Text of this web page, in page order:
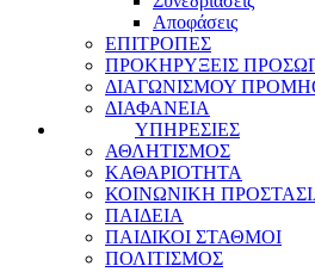
Αποφάσεις
ΕΠΙΤΡΟΠΕΣ
ΠΡΟΚΗΡΥΞΕΙΣ
ΔΙΑΓΩΝΙΣΜΟΥ
ΔΙΑΦΑΝΕΙΑ
ΥΠΗΡΕΣΙΕΣ
ΑΘΛΗΤΙΣΜΟΣ
ΚΑΘΑΡΙΟΤΗΤΑ
ΚΟΙΝΩΝΙΚΗ
ΠΑΙΔΕΙΑ
ΠΑΙΔΙΚΟΙ ΣΤΑΘΜΟΙ
ΠΟΛΙΤΙΣΜΟΣ